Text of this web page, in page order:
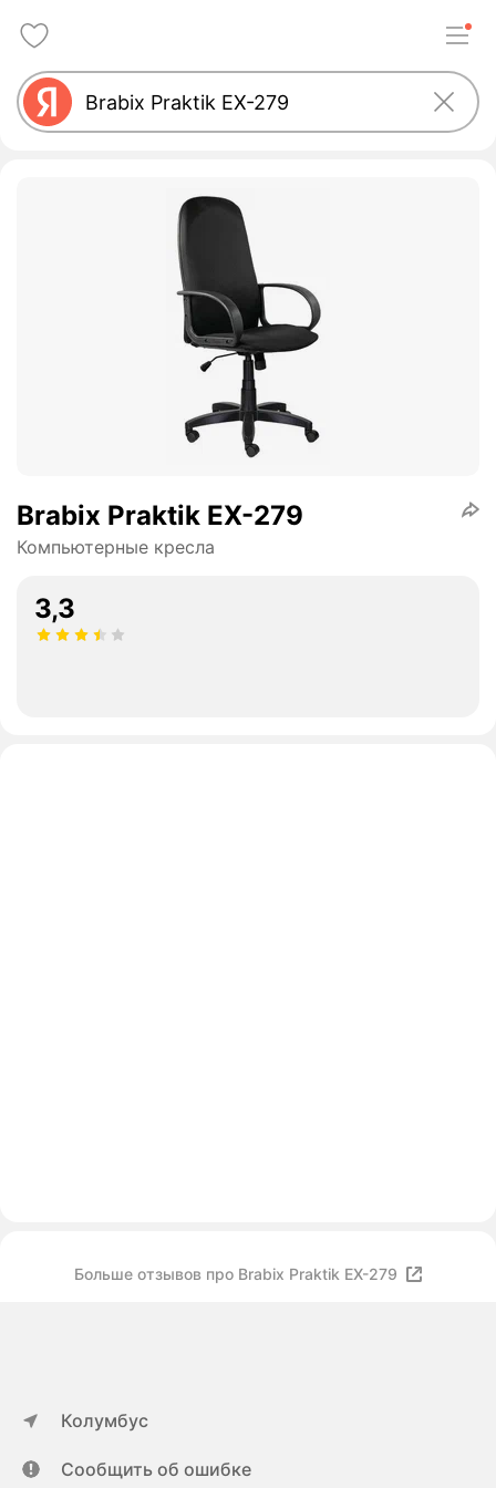
Brabix Praktik EX-279
Компьютерные кресла
3,3
Больше отзывов про Brabix Praktik EX-279
Колумбус
Сообщить об ошибке